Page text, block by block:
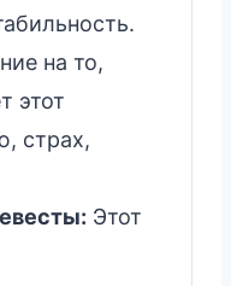
на то,
этот
страх,
Этот